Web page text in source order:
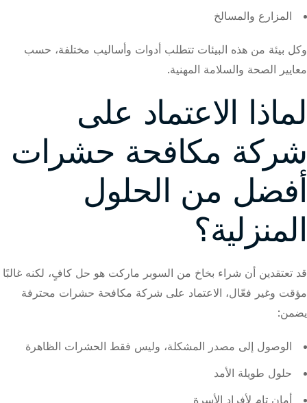
المزارع والمسالخ
وكل بيئة من هذه البيئات تتطلب أدوات وأساليب مختلفة، حسب
معايير الصحة والسلامة المهنية.
لماذا الاعتماد على
شركة مكافحة حشرات
أفضل من الحلول
المنزلية؟
قد تعتقدين أن شراء بخاخ من السوبر ماركت هو حل كافٍ، لكنه غالبًا
مؤقت وغير فعّال، الاعتماد على شركة مكافحة حشرات محترفة
يضمن:
الوصول إلى مصدر المشكلة، وليس فقط الحشرات الظاهرة
حلول طويلة الأمد
أمان تام لأفراد الأسرة